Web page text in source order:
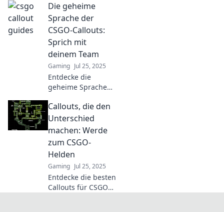
Steigere dein
Gameplay und
werde zum Profi –
jetzt klicken und
mehr erfahren!
Die geheime
Sprache der
CSGO-Callouts:
Sprich mit
deinem Team
Gaming Jul 25, 2025
Entdecke die
geheime Sprache
und verbessere die
Kommunikation mit
deinem Team!
Werde zum Profi
auf dem
Schlachtfeld!
Callouts, die den
Unterschied
machen: Werde
zum CSGO-
Helden
Gaming Jul 25, 2025
Entdecke die besten
Callouts für CSGO